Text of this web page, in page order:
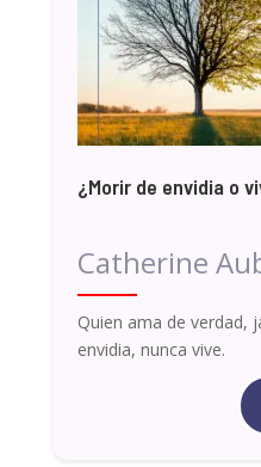
¿Morir de envidia o
Catherine
Quien ama de verdad,
envidia, nunca vive.